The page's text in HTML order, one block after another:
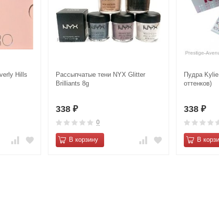
Hills
Рассыпчатые тени NYX Glitter
Brilliants 8g
338 ₽
0
В корзину
Пудра
оттенков)
338 ₽
В